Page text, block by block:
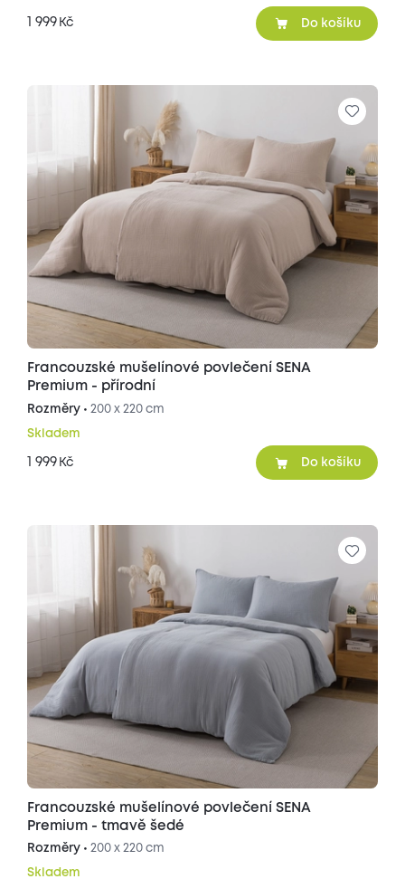
1 999 Kč Do košíku
Francouzské mušelínové povlečení SENA
Premium - přírodní
Rozměry • 200 x 220 cm
Skladem
1 999 Kč Do košíku
Francouzské mušelínové povlečení SENA
Premium - tmavě šedé
Rozměry • 200 x 220 cm
Skladem